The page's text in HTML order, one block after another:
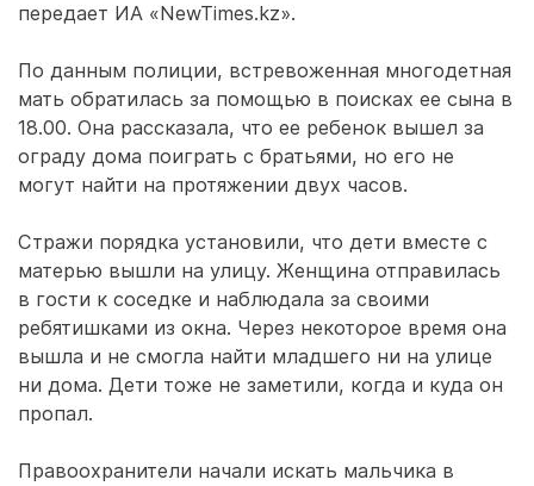
передает ИА «NewTimes.kz».
По данным полиции, встревоженная многодетная
мать обратилась за помощью в поисках ее сына в
18.00. Она рассказала, что ее ребенок вышел за
ограду дома поиграть с братьями, но его не
могут найти на протяжении двух часов.
Стражи порядка установили, что дети вместе с
матерью вышли на улицу. Женщина отправилась
в гости к соседке и наблюдала за своими
ребятишками из окна. Через некоторое время она
вышла и не смогла найти младшего ни на улице
ни дома. Дети тоже не заметили, когда и куда он
пропал.
Правоохранители начали искать мальчика в